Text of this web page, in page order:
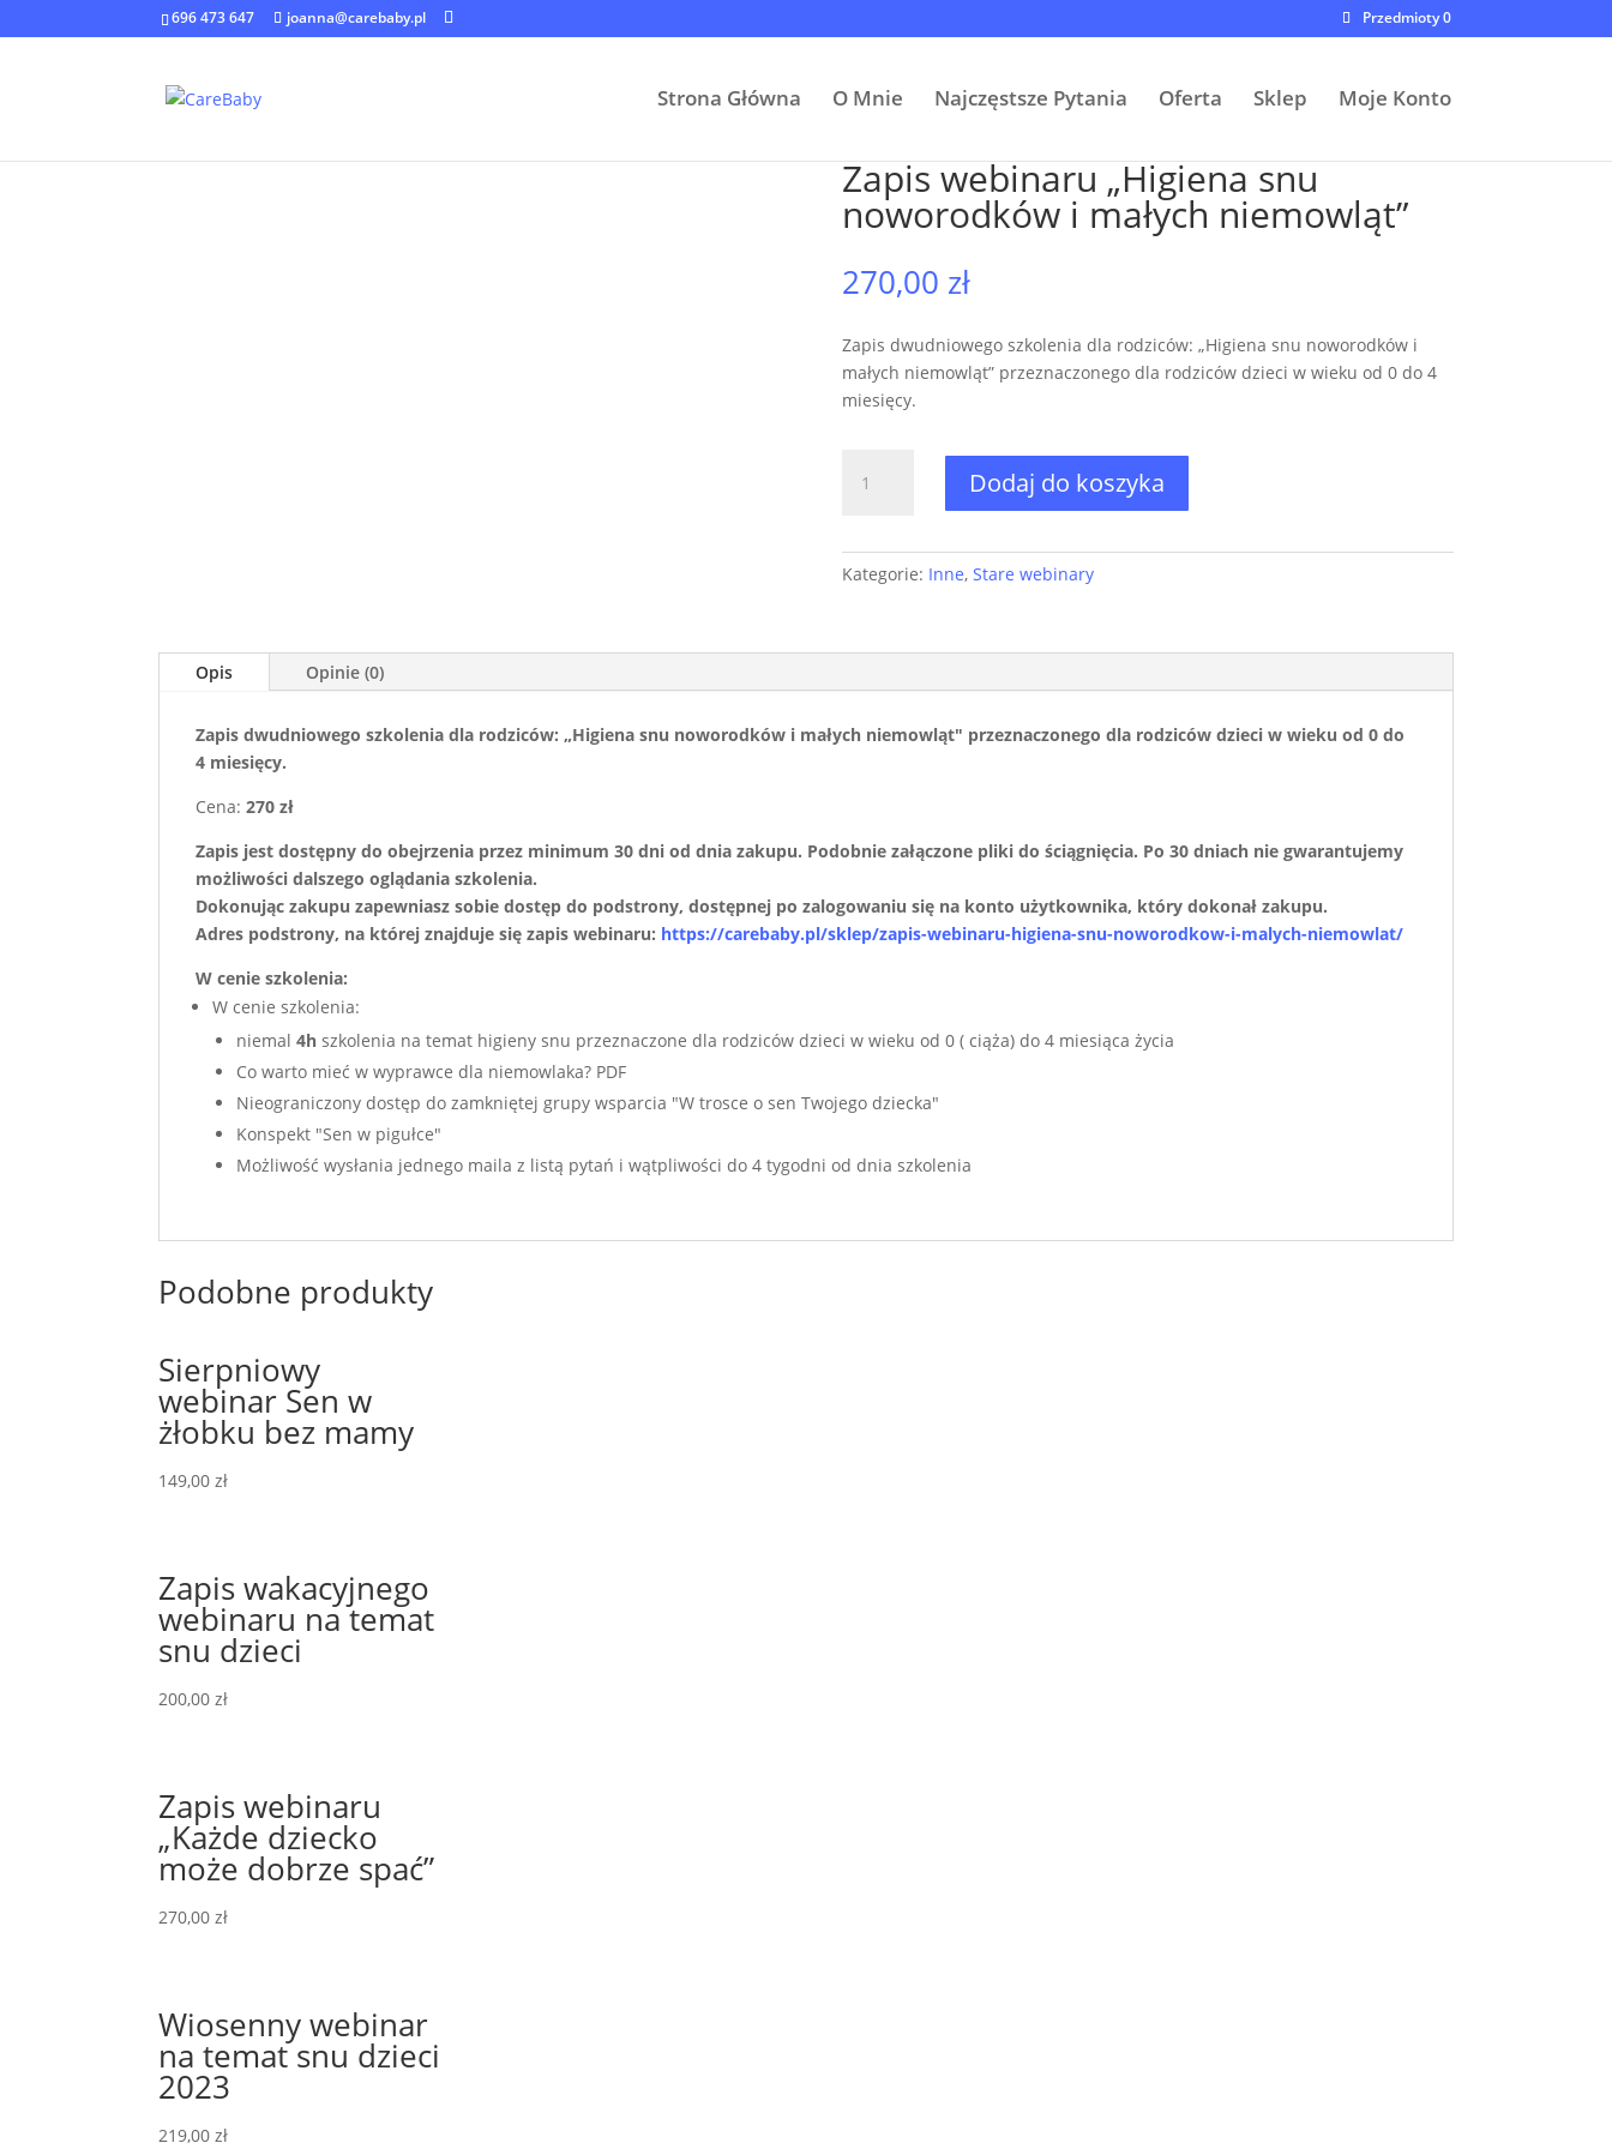
696 473 647 joanna@carebaby.pl Przedmioty 0
Strona Główna O Mnie Najczęstsze Pytania Oferta Sklep Moje Konto
Zapis webinaru „Higiena snu
noworodków i małych niemowląt”
270,00 zł
Zapis dwudniowego szkolenia dla rodziców: „Higiena snu noworodków i
małych niemowląt” przeznaczonego dla rodziców dzieci w wieku od 0 do 4
miesięcy.
Zapis
snu
małych
Dodaj do koszyka
Kategorie: Inne, Stare webinary
Opis Opinie (0)
Zapis dwudniowego szkolenia dla rodziców: „Higiena snu noworodków i małych niemowląt" przeznaczonego dla rodziców dzieci w wieku od 0 do
4 miesięcy.
Cena: 270 zł
Zapis jest dostępny do obejrzenia przez minimum 30 dni od dnia zakupu. Podobnie załączone pliki do ściągnięcia. Po 30 dniach nie gwarantujemy
możliwości dalszego oglądania szkolenia.
Dokonując zakupu zapewniasz sobie dostęp do podstrony, dostępnej po zalogowaniu się na konto użytkownika, który dokonał zakupu.
Adres podstrony, na której znajduje się zapis webinaru: https://carebaby.pl/sklep/zapis-webinaru-higiena-snu-noworodkow-i-malych-niemowlat/
W cenie szkolenia:
W cenie szkolenia:
niemal 4h szkolenia na temat higieny snu przeznaczone dla rodziców dzieci w wieku od 0 ( ciąża) do 4 miesiąca życia
Co warto mieć w wyprawce dla niemowlaka? PDF
Nieograniczony dostęp do zamkniętej grupy wsparcia "W trosce o sen Twojego dziecka"
Konspekt "Sen w pigułce"
Możliwość wysłania jednego maila z listą pytań i wątpliwości do 4 tygodni od dnia szkolenia
Podobne produkty
Sierpniowy
webinar Sen w
żłobku bez mamy
149,00 zł
Zapis wakacyjnego
webinaru na temat
snu dzieci
200,00 zł
Zapis webinaru
„Każde dziecko
może dobrze spać”
270,00 zł
Wiosenny webinar
na temat snu dzieci
2023
219,00 zł